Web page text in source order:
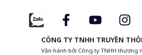
CÔNG TY TNHH TRUYỀN
Vận hành bởi Công ty TNHH thương